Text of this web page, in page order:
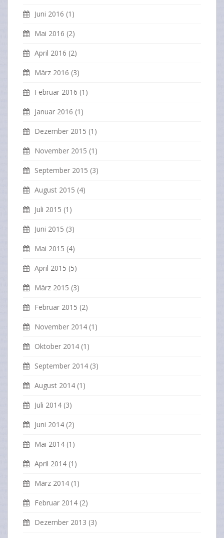
Juni 2016 (1)
Mai 2016 (2)
April 2016 (2)
März 2016 (3)
Februar 2016 (1)
Januar 2016 (1)
Dezember 2015 (1)
November 2015 (1)
September 2015 (3)
August 2015 (4)
Juli 2015 (1)
Juni 2015 (3)
Mai 2015 (4)
April 2015 (5)
März 2015 (3)
Februar 2015 (2)
November 2014 (1)
Oktober 2014 (1)
September 2014 (3)
August 2014 (1)
Juli 2014 (3)
Juni 2014 (2)
Mai 2014 (1)
April 2014 (1)
März 2014 (1)
Februar 2014 (2)
Dezember 2013 (3)